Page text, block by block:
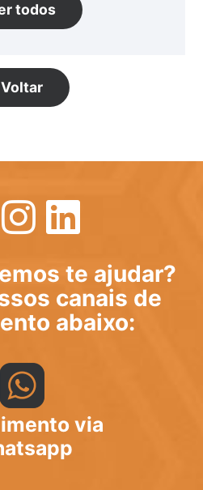
todos
Voltar
te ajudar?
canais de
abaixo:
via